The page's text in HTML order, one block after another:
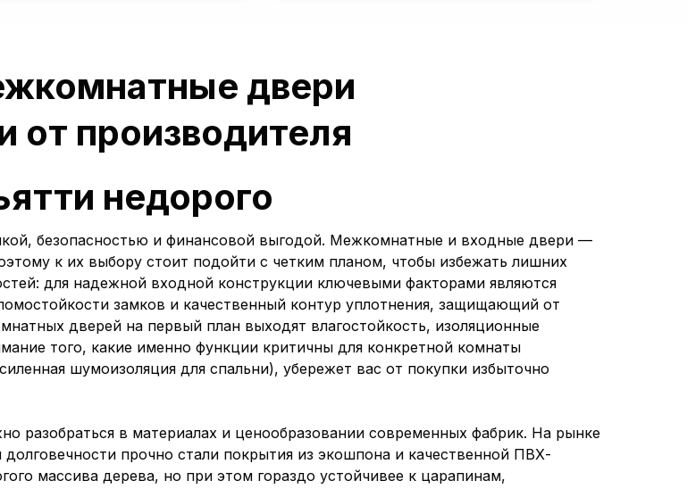
двери
от производителя
недорого
безопасностью и финансовой выгодой. Межкомнатные и входные двери —
к их выбору стоит подойти с четким планом, чтобы избежать лишних
для надежной входной конструкции ключевыми факторами являются
замков и качественный контур уплотнения, защищающий от
дверей на первый план выходят влагостойкость, изоляционные
того, какие именно функции критичны для конкретной комнаты
шумоизоляция для спальни), убережет вас от покупки избыточно
разобраться в материалах и ценообразовании современных фабрик. На рынке
прочно стали покрытия из экошпона и качественной ПВХ-
массива дерева, но при этом гораздо устойчивее к царапинам,